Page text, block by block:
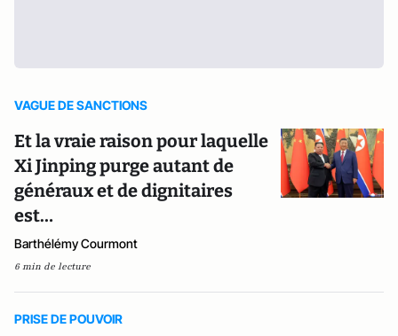
VAGUE DE SANCTIONS
Et la vraie raison pour laquelle
Xi Jinping purge autant de
généraux et de dignitaires
est…
Barthélémy Courmont
6 min de lecture
PRISE DE POUVOIR